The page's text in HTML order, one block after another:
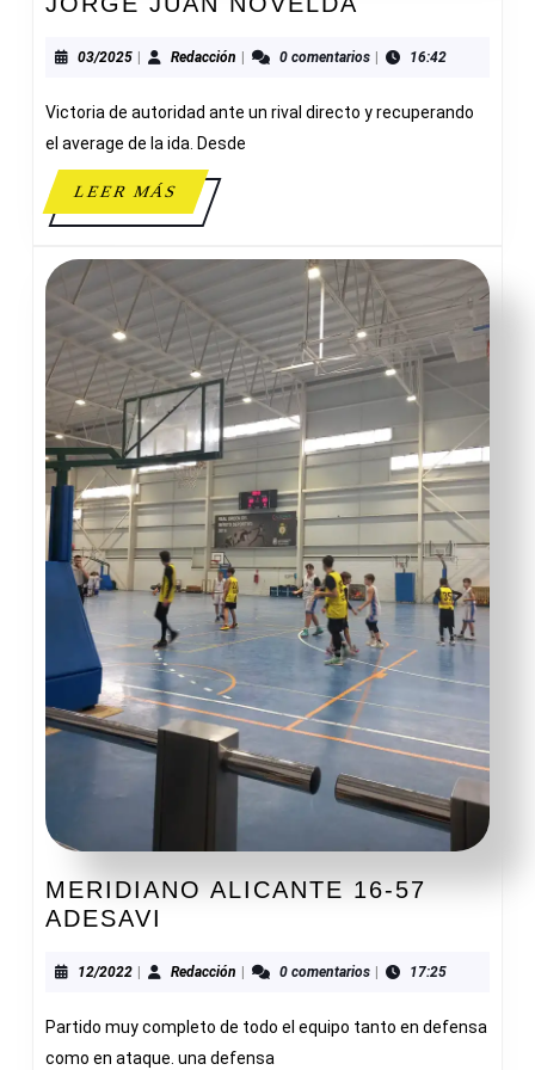
Y
91-
03/202503/2025Redacción Redacción0 comentarios 16:42
Victoria de autoridad ante un rival directo y recuperando
el average de la ida. Desde
LEER MÁSLEER
MÁS
MERIDIANO ALICANTE 16-57
ADESAVI
16-
ADESAVI
12/202212/2022Redacción Redacción0 comentarios 17:25
Partido muy completo de todo el equipo tanto en defensa
como en ataque. una defensa